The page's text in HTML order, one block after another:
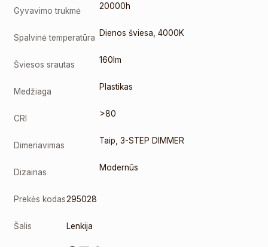
Gyvavimo trukmė 20000h
Spalvinė temperatūra Dienos šviesa ,4000K
Šviesos srautas 160lm
Medžiaga Plastikas
CRI >80
Dimeriavimas Taip ,3-STEP DIMMER
Dizainas Modernūs
Prekės kodas295028
Šalis Lenkija